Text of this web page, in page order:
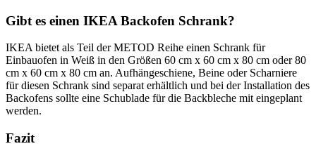
Gibt es einen IKEA Backofen Schrank?
IKEA bietet als Teil der METOD Reihe einen Schrank für
Einbauofen in Weiß in den Größen 60 cm x 60 cm x 80 cm oder 80
cm x 60 cm x 80 cm an. Aufhängeschiene, Beine oder Scharniere
für diesen Schrank sind separat erhältlich und bei der Installation des
Backofens sollte eine Schublade für die Backbleche mit eingeplant
werden.
Fazit